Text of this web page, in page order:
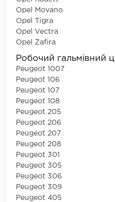
Opel Movano
Opel Tigra
Opel Vectra
Opel Zafira
Робочий гальмівний
Peugeot 1007
Peugeot 106
Peugeot 107
Peugeot 108
Peugeot 205
Peugeot 206
Peugeot 207
Peugeot 208
Peugeot 301
Peugeot 305
Peugeot 306
Peugeot 309
Peugeot 405